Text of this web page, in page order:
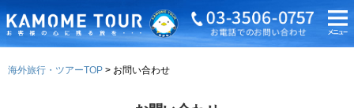
海外旅行・ツアーTOP お問い合わせ